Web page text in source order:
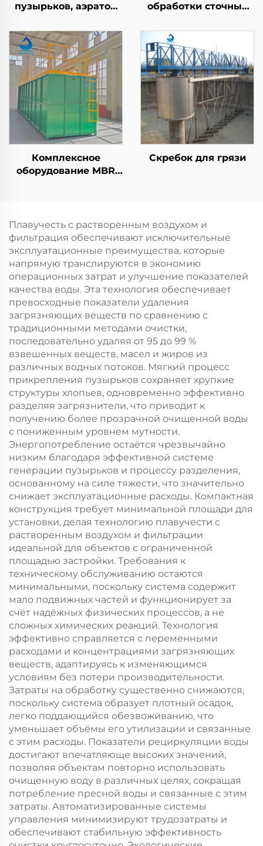
пузырьков, аэратор
растворенного
воздуха в плавучесть,
комплектующие,
распределитель для
очистки сточных вод
обработки сточных
флотации с
растворённым
воздухом для
удаления ХПК/ВВ на
установках очистки
сточных вод DAF
Комплексное
оборудование MBR
упакованная
установка
Скребок для грязи
Плавучесть с растворенным воздухом и
фильтрация обеспечивают исключительные
эксплуатационные преимущества, которые
напрямую транслируются в экономию
операционных затрат и улучшение показателей
качества воды. Эта технология обеспечивает
превосходные показатели удаления
загрязняющих веществ по сравнению с
традиционными методами очистки,
последовательно удаляя от 95 до 99 %
взвешенных веществ, масел и жиров из
различных водных потоков. Мягкий процесс
прикрепления пузырьков сохраняет хрупкие
структуры хлопьев, одновременно эффективно
разделяя загрязнители, что приводит к
получению более прозрачной очищенной воды
с пониженным уровнем мутности.
Энергопотребление остаётся чрезвычайно
низким благодаря эффективной системе
генерации пузырьков и процессу разделения,
основанному на силе тяжести, что значительно
снижает эксплуатационные расходы. Компактная
конструкция требует минимальной площади для
установки, делая технологию плавучести с
растворенным воздухом и фильтрации
идеальной для объектов с ограниченной
площадью застройки. Требования к
техническому обслуживанию остаются
минимальными, поскольку система содержит
мало подвижных частей и функционирует за
счёт надёжных физических процессов, а не
сложных химических реакций. Технология
эффективно справляется с переменными
расходами и концентрациями загрязняющих
веществ, адаптируясь к изменяющимся
условиям без потери производительности.
Затраты на обработку существенно снижаются,
поскольку система образует плотный осадок,
легко поддающийся обезвоживанию, что
уменьшает объёмы его утилизации и связанные
с этим расходы. Показатели рециркуляции воды
достигают впечатляюще высоких значений,
позволяя объектам повторно использовать
очищенную воду в различных целях, сокращая
потребление пресной воды и связанные с этим
затраты. Автоматизированные системы
управления минимизируют трудозатраты и
обеспечивают стабильную эффективность